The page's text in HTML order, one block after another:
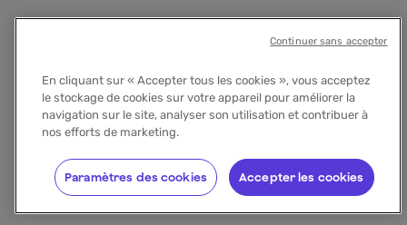
En cliquant sur « Accepter tous les cookies », vous acceptez
le stockage de cookies sur votre appareil pour améliorer la
navigation sur le site, analyser son utilisation et contribuer à
nos efforts de marketing.
Accepter les cookies
Paramètres des cookies
Continuer sans accepter